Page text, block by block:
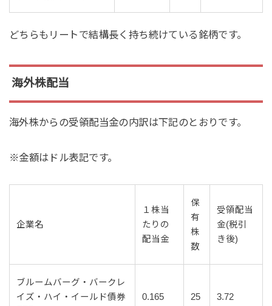
どちらもリートで結構長く持ち続けている銘柄です。
海外株配当
海外株からの受領配当金の内訳は下記のとおりです。
※金額はドル表記です。
企業名
１株当
たりの
配当金
保
有
株
数
受領配当
金(税引
き後)
ブルームバーグ・バークレ
イズ・ハイ・イールド債券
0.165 25 3.72